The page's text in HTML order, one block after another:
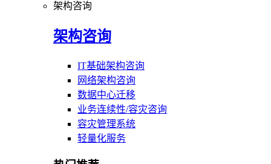
架构咨询
架构咨询
IT基础架构咨询
网络架构咨询
数据中心迁移
业务连续性/容灾咨询
容灾管理系统
轻量化服务